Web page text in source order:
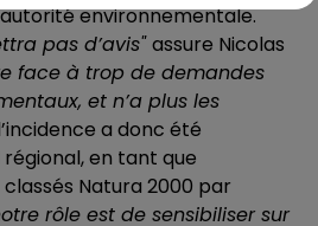
environnementale.
pas d’avis"assure Nicolas
face à trop de demandes
et n’a plus les
a donc été
en tant que
Natura 2000 par
rôle est de sensibiliser sur